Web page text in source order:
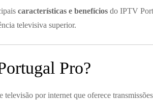
características e benefícios do IPTV
televisiva superior.
Pro?
por internet que oferece